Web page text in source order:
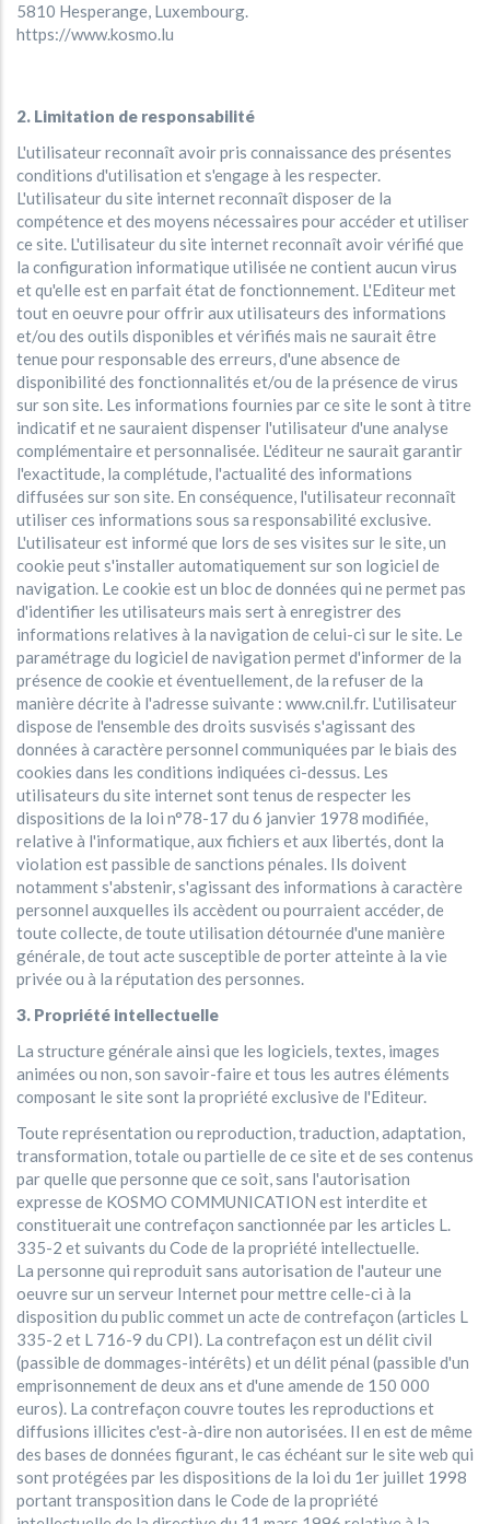
5810 Hesperange, Luxembourg.
https://www.kosmo.lu
2. Limitation de responsabilité
L'utilisateur reconnaît avoir pris connaissance des présentes
conditions d'utilisation et s'engage à les respecter.
L'utilisateur du site internet reconnaît disposer de la
compétence et des moyens nécessaires pour accéder et utiliser
ce site. L'utilisateur du site internet reconnaît avoir vérifié que
la configuration informatique utilisée ne contient aucun virus
et qu'elle est en parfait état de fonctionnement. L'Editeur met
tout en oeuvre pour offrir aux utilisateurs des informations
et/ou des outils disponibles et vérifiés mais ne saurait être
tenue pour responsable des erreurs, d'une absence de
disponibilité des fonctionnalités et/ou de la présence de virus
sur son site. Les informations fournies par ce site le sont à titre
indicatif et ne sauraient dispenser l'utilisateur d'une analyse
complémentaire et personnalisée. L'éditeur ne saurait garantir
l'exactitude, la complétude, l'actualité des informations
diffusées sur son site. En conséquence, l'utilisateur reconnaît
utiliser ces informations sous sa responsabilité exclusive.
L'utilisateur est informé que lors de ses visites sur le site, un
cookie peut s'installer automatiquement sur son logiciel de
navigation. Le cookie est un bloc de données qui ne permet pas
d'identifier les utilisateurs mais sert à enregistrer des
informations relatives à la navigation de celui-ci sur le site. Le
paramétrage du logiciel de navigation permet d'informer de la
présence de cookie et éventuellement, de la refuser de la
manière décrite à l'adresse suivante : www.cnil.fr. L'utilisateur
dispose de l'ensemble des droits susvisés s'agissant des
données à caractère personnel communiquées par le biais des
cookies dans les conditions indiquées ci-dessus. Les
utilisateurs du site internet sont tenus de respecter les
dispositions de la loi n°78-17 du 6 janvier 1978 modifiée,
relative à l'informatique, aux fichiers et aux libertés, dont la
violation est passible de sanctions pénales. Ils doivent
notamment s'abstenir, s'agissant des informations à caractère
personnel auxquelles ils accèdent ou pourraient accéder, de
toute collecte, de toute utilisation détournée d'une manière
générale, de tout acte susceptible de porter atteinte à la vie
privée ou à la réputation des personnes.
3. Propriété intellectuelle
La structure générale ainsi que les logiciels, textes, images
animées ou non, son savoir-faire et tous les autres éléments
composant le site sont la propriété exclusive de l'Editeur.
Toute représentation ou reproduction, traduction, adaptation,
transformation, totale ou partielle de ce site et de ses contenus
par quelle que personne que ce soit, sans l'autorisation
expresse de KOSMO COMMUNICATION est interdite et
constituerait une contrefaçon sanctionnée par les articles L.
335-2 et suivants du Code de la propriété intellectuelle.
La personne qui reproduit sans autorisation de l'auteur une
oeuvre sur un serveur Internet pour mettre celle-ci à la
disposition du public commet un acte de contrefaçon (articles L
335-2 et L 716-9 du CPI). La contrefaçon est un délit civil
(passible de dommages-intérêts) et un délit pénal (passible d'un
emprisonnement de deux ans et d'une amende de 150 000
euros). La contrefaçon couvre toutes les reproductions et
diffusions illicites c'est-à-dire non autorisées. Il en est de même
des bases de données figurant, le cas échéant sur le site web qui
sont protégées par les dispositions de la loi du 1er juillet 1998
portant transposition dans le Code de la propriété